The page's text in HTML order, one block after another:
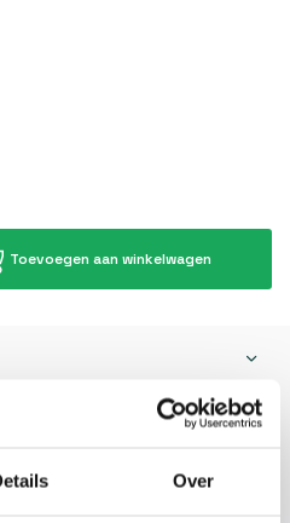
Over
Toevoegen aan winkelwagen